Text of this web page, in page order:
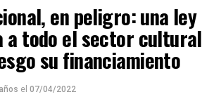
en peligro: una ley
a todo el sector cultural
su financiamiento
el 07/04/2022